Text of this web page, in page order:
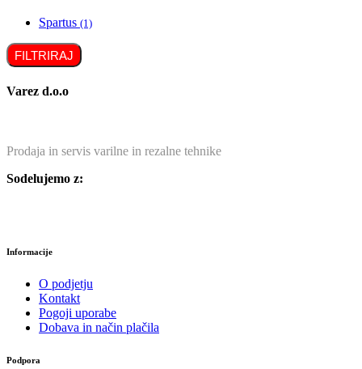
Spartus (1)
FILTRIRAJ
Varez d.o.o
Prodaja in servis varilne in rezalne tehnike
Sodelujemo z:
Informacije
O podjetju
Kontakt
Pogoji uporabe
Dobava in način plačila
Podpora